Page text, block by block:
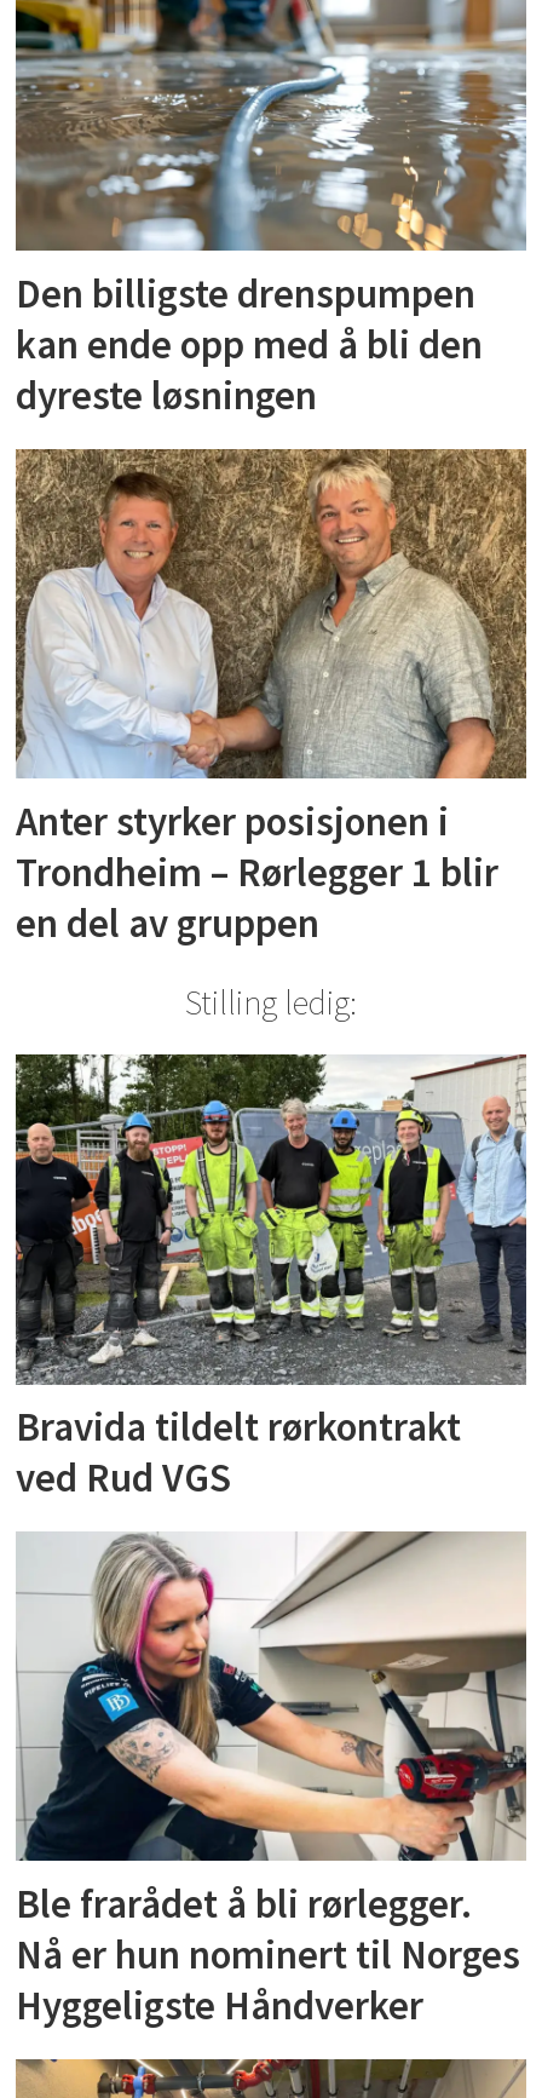
Den billigste drenspumpen
kan ende opp med å bli den
dyreste løsningen
Anter styrker posisjonen i
Trondheim – Rørlegger 1 blir
en del av gruppen
Stilling ledig:
Bravida tildelt rørkontrakt
ved Rud VGS
Ble frarådet å bli rørlegger.
Nå er hun nominert til Norges
Hyggeligste Håndverker